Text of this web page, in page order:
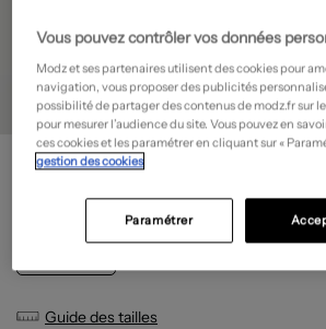
MA FAMILLE BONHEUR
Prix boutique : 23,00€ -50%
?
Guide des tailles
Vous pouvez contrôler vos données
Modz et ses partenaires utilisent des cookies pour
navigation, vous proposer des publicités
possibilité de partager des contenus de modz.fr sur
pour mesurer l’audience du site. Vous pouvez en
ces cookies et les paramétrer en cliquant sur «
gestion des cookies
Paramétrer